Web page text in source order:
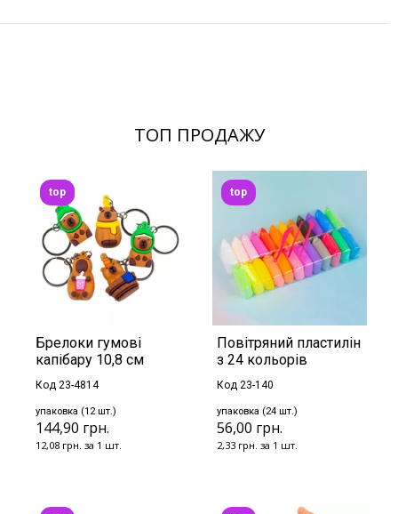
ТОП ПРОДАЖУ
Брелоки гумові
капібару 10,8 см
Код 23-4814
упаковка (12 шт.)
144,90 грн.
12,08 грн. за 1 шт.
top
Повітряний пластилін
з 24 кольорів
Код 23-140
упаковка (24 шт.)
56,00 грн.
2,33 грн. за 1 шт.
top